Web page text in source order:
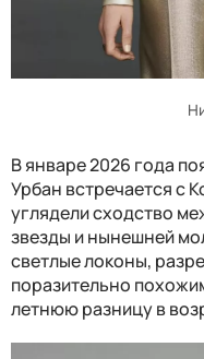
В январе 2026 года
Урбан встречается с
углядели сходство
звезды и нынешней
светлые локоны,
поразительно
летнюю разницу в